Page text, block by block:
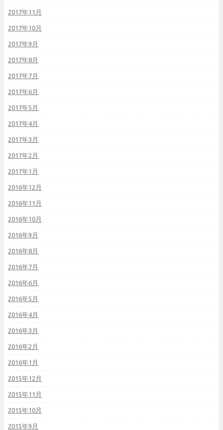
2017年11月
2017年10月
2017年9月
2017年8月
2017年7月
2017年6月
2017年5月
2017年4月
2017年3月
2017年2月
2017年1月
2016年12月
2016年11月
2016年10月
2016年9月
2016年8月
2016年7月
2016年6月
2016年5月
2016年4月
2016年3月
2016年2月
2016年1月
2015年12月
2015年11月
2015年10月
2015年9月